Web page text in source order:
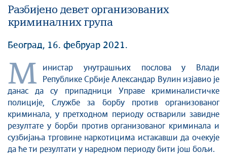
Активности Владе
Косово и Метохија
Политика
Стоп корупцији
Култура и вера
Спорт
Конференције за новинаре
Интервјуи
Линкови
Издвојене теме
Разбијено девет организованих
криминалних група
Београд, 16. фебруар 2021.
М инистар унутрашњих пословау Влади
Републике СрбијеАлександар Вулин изјавио је
данас да су припадници Управе криминалистичке
полиције, Службе за борбу против организованог
криминала, у претходном периоду остварили завидне
резултате у борби против организованог криминала и
сузбијања трговине наркотицима истакавши да очекује
да ће ти резултати у наредном периоду бити још бољи.